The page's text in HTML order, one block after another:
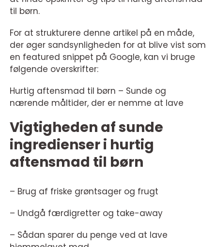
til børn.
For at strukturere denne artikel på en måde,
der øger sandsynligheden for at blive vist som
en featured snippet på Google, kan vi bruge
følgende overskrifter:
Hurtig aftensmad til børn – Sunde og
nærende måltider, der er nemme at lave
Vigtigheden af sunde
ingredienser i hurtig
aftensmad til børn
– Brug af friske grøntsager og frugt
– Undgå færdigretter og take-away
– Sådan sparer du penge ved at lave